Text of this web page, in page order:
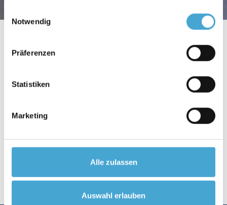
Notwendig
Präferenzen
Statistiken
Marketing
Alle zulassen
Auswahl erlauben
The following positions are currently available:
Seminars